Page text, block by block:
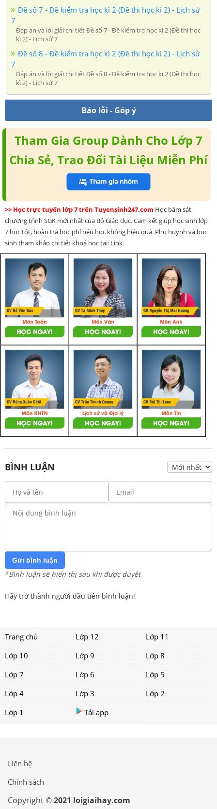
Đề số 7 - Đề kiểm tra học kì 2 (Đề thi học kì 2) - Lịch sử
7
Đáp án và lời giải chi tiết Đề số 7 - Đề kiểm tra học kì 2 (Đề thi học
kì 2) - Lịch sử 7
Đề số 8 - Đề kiểm tra học kì 2 (Đề thi học kì 2) - Lịch sử
7
Đáp án và lời giải chi tiết Đề số 8 - Đề kiểm tra học kì 2 (Đề thi học
kì 2) - Lịch sử 7
Báo lỗi - Góp ý
Tham Gia Group Dành Cho Lớp 7
Chia Sẻ, Trao Đổi Tài Liệu Miễn Phí
>> Học trực tuyến lớp 7 trên Tuyensinh247.com Học bám sát
chương trình SGK mới nhất của Bộ Giáo dục. Cam kết giúp học sinh lớp
7 học tốt, hoàn trả học phí nếu học không hiệu quả. Phụ huynh và học
sinh tham khảo chi tiết khoá học tại: Link
BÌNH LUẬN
Gửi bình luận
*Bình luận sẽ hiển thị sau khi được duyệt
Hãy trở thành người đầu tiên bình luận!
Trang chủ Lớp 12
Lớp 11
Lớp 10
Lớp 9
Lớp 8
Lớp 7
Lớp 6
Lớp 5
Lớp 4
Lớp 3
Lớp 2
Lớp 1
Tải app
Liên hệ
Chính sách
Copyright ©2021 loigiaihay.com